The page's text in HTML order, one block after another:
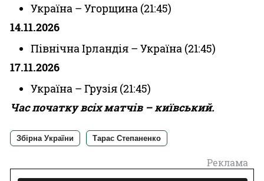
Україна – Угорщина (21:45)
14.11.2026
Північна Ірландія – Україна (21:45)
17.11.2026
Україна – Грузія (21:45)
Час початку всіх матчів – київський.
Збірна України Тарас Степаненко
Реклама